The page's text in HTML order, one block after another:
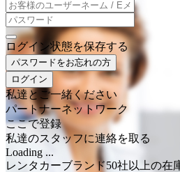
ログイン状態を保存する
パスワードをお忘れの方
ログイン
私達とご一緒ください
パートナーネットワーク
ここで登録
私達のスタッフに連絡を取る
Loading ...
レンタカーブランド50社以上の在